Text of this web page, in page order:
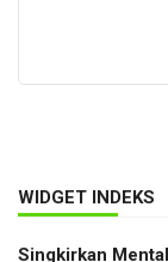
WIDGET INDEKS
Singkirkan